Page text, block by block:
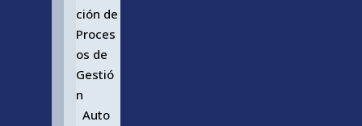
ción de
Proces
os de
Gestió
n
Auto